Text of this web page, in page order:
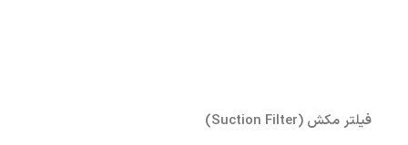
فیلتر مکش (Suction Filter)